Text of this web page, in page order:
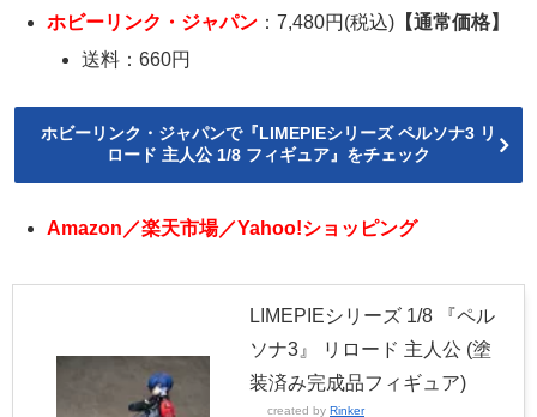
ホビーリンク・ジャパン ：7,480円(税込) 【通常価格】
送料：660円
ホビーリンク・ジャパンで『LIMEPIEシリーズ ペルソナ3 リ
ロード 主人公 1/8 フィギュア』をチェック
Amazon／楽天市場／Yahoo!ショッピング
LIMEPIEシリーズ 1/8 『ペル
ソナ3』 リロード 主人公 (塗
装済み完成品フィギュア)
created by Rinker